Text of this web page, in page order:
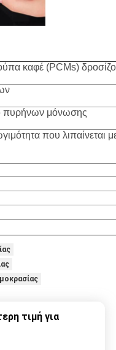
καφέ (PCMs)
πυρήνων μόνωσης
που λιπαίνεται
τιμή για